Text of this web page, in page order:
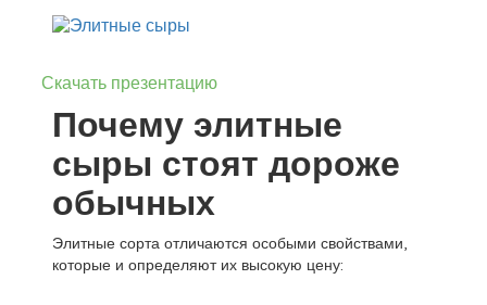
Скачать презентацию
Почему элитные
сыры стоят дороже
обычных
Элитные сорта отличаются особыми свойствами,
которые и определяют их высокую цену: